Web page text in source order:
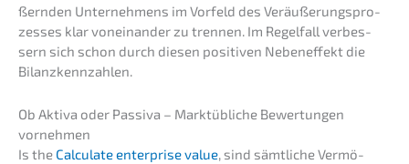
ßern­den Unter­neh­mens im Vorfeld des Veräu­ße­rungs­pro­
zes­ses klar vonein­an­der zu trennen. Im Regel­fall verbes­
sern sich schon durch diesen positi­ven Neben­ef­fekt die
Bilanzkennzahlen.
Ob Aktiva oder Passi­va – Markt­üb­li­che Bewer­tun­gen
vornehmen
Is the Calcu­la­te enter­pri­se value, sind sämtli­che Vermö­